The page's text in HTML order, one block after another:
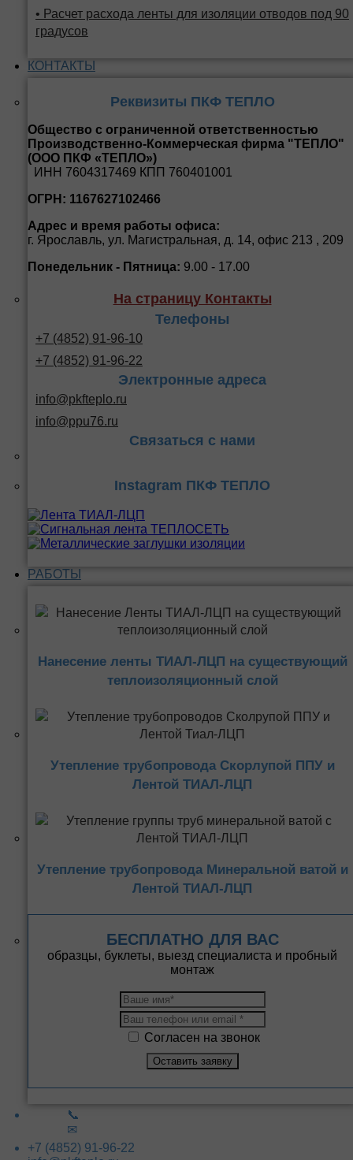
• Расчет расхода ленты для изоляции отводов под 90
градусов
КОНТАКТЫ
Реквизиты ПКФ ТЕПЛО
Общество с ограниченной ответственностью
Производственно-Коммерческая фирма "ТЕПЛО"
(ООО ПКФ «ТЕПЛО»)
ИНН 7604317469 КПП 760401001
ОГРН: 1167627102466
Адрес и время работы офиса:
г. Ярославль, ул. Магистральная, д. 14, офис 213 , 209
Понедельник - Пятница: 9.00 - 17.00
На страницу Контакты
Телефоны
+7 (4852) 91-96-10
+7 (4852) 91-96-22
Электронные адреса
info@pkfteplo.ru
info@ppu76.ru
Связаться с нами
Instagram ПКФ ТЕПЛО
РАБОТЫ
Нанесение ленты ТИАЛ-ЛЦП на существующий
теплоизоляционный слой
Утепление трубопровода Скорлупой ППУ и
Лентой ТИАЛ-ЛЦП
Утепление трубопровода Минеральной ватой и
Лентой ТИАЛ-ЛЦП
БЕСПЛАТНО ДЛЯ ВАС
образцы, буклеты, выезд специалиста и пробный
монтаж
Согласен на звонок
📞
✉
+7 (4852) 91-96-22